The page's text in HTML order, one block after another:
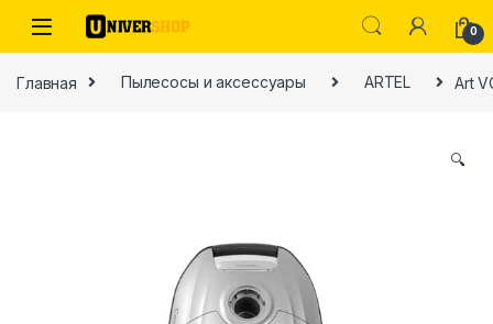
Skip to navigation
Skip to content
0
Главная Пылесосы и аксессуары ARTEL Art
🔍